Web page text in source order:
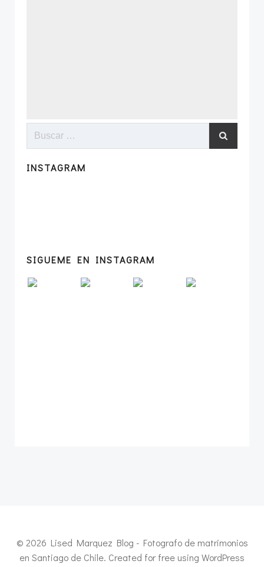
Buscar:
INSTAGRAM
SIGUEME EN INSTAGRAM
© 2026 Lised Marquez Blog - Fotografo de matrimonios
en Santiago de Chile. Created for free using WordPress